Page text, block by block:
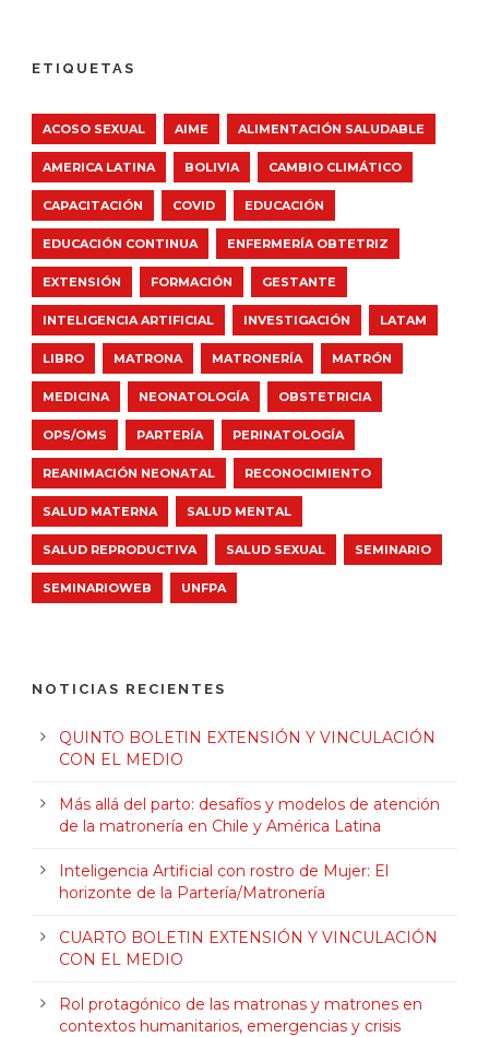
ETIQUETAS
ACOSO SEXUAL AIME ALIMENTACIÓN SALUDABLE
AMERICA LATINA BOLIVIA CAMBIO CLIMÁTICO
CAPACITACIÓN COVID EDUCACIÓN
EDUCACIÓN CONTINUA ENFERMERÍA OBTETRIZ
EXTENSIÓN FORMACIÓN GESTANTE
INTELIGENCIA ARTIFICIAL INVESTIGACIÓN LATAM
LIBRO MATRONA MATRONERÍA MATRÓN
MEDICINA NEONATOLOGÍA OBSTETRICIA
OPS/OMS PARTERÍA PERINATOLOGÍA
REANIMACIÓN NEONATAL RECONOCIMIENTO
SALUD MATERNA SALUD MENTAL
SALUD REPRODUCTIVA SALUD SEXUAL SEMINARIO
SEMINARIOWEB UNFPA
NOTICIAS RECIENTES
QUINTO BOLETIN EXTENSIÓN Y VINCULACIÓN
CON EL MEDIO
Más allá del parto: desafíos y modelos de atención
de la matronería en Chile y América Latina
Inteligencia Artificial con rostro de Mujer: El
horizonte de la Partería/Matronería
CUARTO BOLETIN EXTENSIÓN Y VINCULACIÓN
CON EL MEDIO
Rol protagónico de las matronas y matrones en
contextos humanitarios, emergencias y crisis